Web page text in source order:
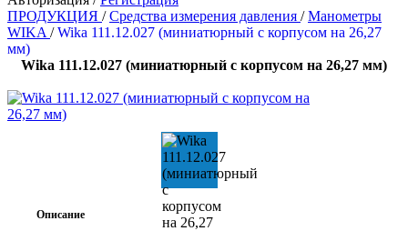
ПРОДУКЦИЯ /Средства измерения давления /Манометры
WIKA /Wika 111.12.027 (миниатюрный с корпусом на 26,27
мм)
Wika 111.12.027 (миниатюрный с корпусом на 26,27 мм)
Описание